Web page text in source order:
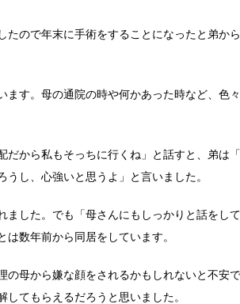
ので年末に手術をすることになったと弟か
ます。母の通院の時や何かあった時など、色
だから私もそっちに行くね」と話すと、弟は
し、心強いと思うよ」と言いました。
ました。でも「母さんにもしっかりと話をし
数年前から同居をしています。
母から嫌な顔をされるかもしれないと不安
てもらえるだろうと思いました。